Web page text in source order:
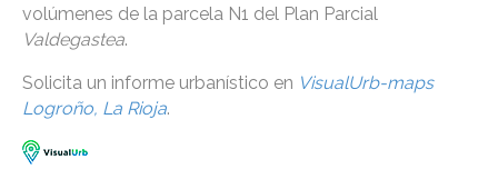
volúmenes de la parcela N1 del Plan Parcial
Valdegastea.
Solicita un informe urbanístico en VisualUrb-maps
Logroño, La Rioja.